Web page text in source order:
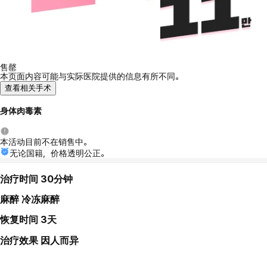
售罄
本页面内容可能与实际医院提供的信息有所不同。
查看相关手术
身体肉毒素
本活动目前不在销售中。
无论国籍，价格透明公正。
治疗时间 30分钟
麻醉 冷冻麻醉
恢复时间 3天
治疗效果 因人而异